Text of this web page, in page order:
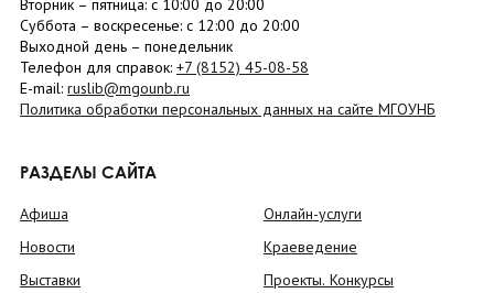
Вторник – пятница: с 10:00 до 20:00
Суббота – воскресенье: c 12:00 до 20:00
Выходной день – понедельник
Телефон для справок: +7 (8152) 45-08-58
E-mail: ruslib@mgounb.ru
Политика обработки персональных данных на сайте МГОУНБ
РАЗДЕЛЫ САЙТА
Афиша
Новости
Выставки
Онлайн-услуги
Краеведение
Проекты. Конкурсы